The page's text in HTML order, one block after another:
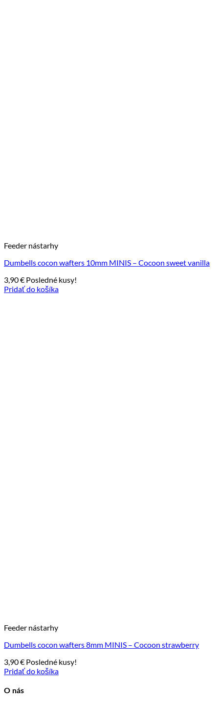
Feeder nástarhy
Dumbells cocon wafters 10mm MINIS – Cocoon sweet vanilla
3,90€ Posledné kusy!
Pridať do košíka
Feeder nástarhy
Dumbells cocon wafters 8mm MINIS – Cocoon strawberry
3,90€ Posledné kusy!
Pridať do košíka
O nás